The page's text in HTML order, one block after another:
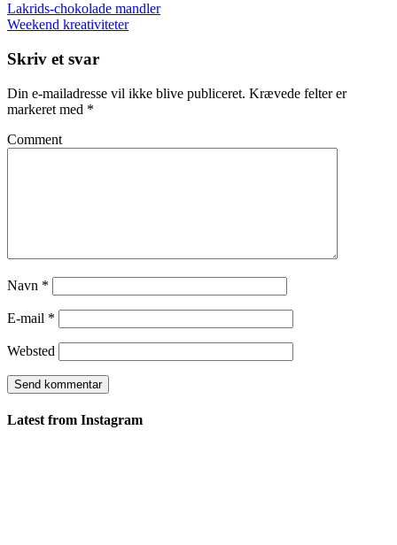
Lakrids-chokolade mandler
Weekend kreativiteter
Skriv et svar
Din e-mailadresse vil ikke blive publiceret. Krævede felter er
markeret med *
Comment
Navn *
E-mail *
Websted
Latest from Instagram